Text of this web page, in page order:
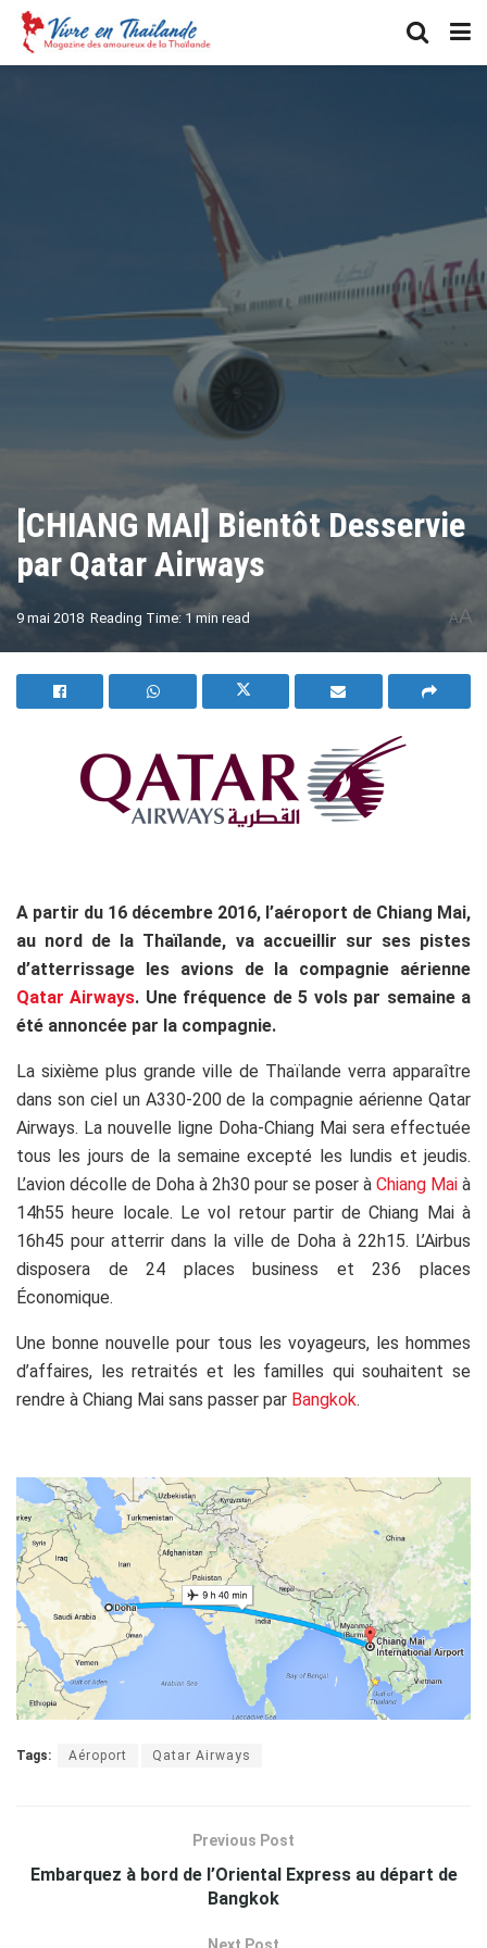
[CHIANG MAI] Bientôt Desservie
par Qatar Airways
9 mai 2018 Reading Time: 1 min read AA
A partir du 16 décembre 2016, l’aéroport de Chiang Mai,
au nord de la Thaïlande, va accueillir sur ses pistes
d’atterrissage les avions de la compagnie aérienne
Qatar Airways. Une fréquence de 5 vols par semaine a
été annoncée par la compagnie.
La sixième plus grande ville de Thaïlande verra apparaître
dans son ciel un A330-200 de la compagnie aérienne Qatar
Airways. La nouvelle ligne Doha-Chiang Mai sera effectuée
tous les jours de la semaine excepté les lundis et jeudis.
L’avion décolle de Doha à 2h30 pour se poser à Chiang Mai à
14h55 heure locale. Le vol retour partir de Chiang Mai à
16h45 pour atterrir dans la ville de Doha à 22h15. L’Airbus
disposera de 24 places business et 236 places
Économique.
Une bonne nouvelle pour tous les voyageurs, les hommes
d’affaires, les retraités et les familles qui souhaitent se
rendre à Chiang Mai sans passer par Bangkok.
Tags: Aéroport Qatar Airways
Previous Post
Embarquez à bord de l’Oriental Express au départ de
Bangkok